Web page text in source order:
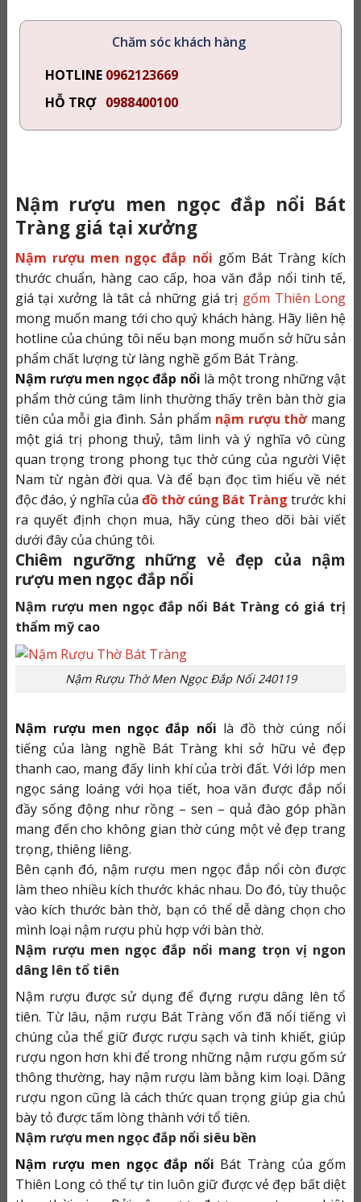
Chăm sóc khách hàng
HOTLINE 0962123669
HỖ TRỢ 0988400100
Nậm rượu men ngọc đắp nổi Bát
Tràng giá tại xưởng
Nậm rượu men ngọc đắp nổi gốm Bát Tràng kích
thước chuẩn, hàng cao cấp, hoa văn đắp nổi tinh tế,
giá tại xưởng là tât cả những giá trị gốm Thiên Long
mong muốn mang tới cho quý khách hàng. Hãy liên hệ
hotline của chúng tôi nếu bạn mong muốn sở hữu sản
phẩm chất lượng từ làng nghề gốm Bát Tràng.
Nậm rượu men ngọc đắp nổi là một trong những vật
phẩm thờ cúng tâm linh thường thấy trên bàn thờ gia
tiên của mỗi gia đình. Sản phẩm nậm rượu thờmang
một giá trị phong thuỷ, tâm linh và ý nghĩa vô cùng
quan trọng trong phong tục thờ cúng của người Việt
Nam từ ngàn đời qua. Và để bạn đọc tìm hiểu về nét
độc đáo, ý nghĩa của đồ thờ cúng Bát Tràng trước khi
ra quyết định chọn mua, hãy cùng theo dõi bài viết
dưới đây của chúng tôi.
Chiêm ngưỡng những vẻ đẹp của nậm
rượu men ngọc đắp nổi
Nậm rượu men ngọc đắp nổi Bát Tràng có giá trị
thẩm mỹ cao
Nậm Rượu Thờ Men Ngọc Đắp Nổi 240119
Nậm rượu men ngọc đắp nổi là đồ thờ cúng nổi
tiếng của làng nghề Bát Tràng khi sở hữu vẻ đẹp
thanh cao, mang đấy linh khí của trời đất. Với lớp men
ngọc sáng loáng với họa tiết, hoa văn được đắp nổi
đầy sống động như rồng – sen – quả đào góp phần
mang đến cho không gian thờ cúng một vẻ đẹp trang
trọng, thiêng liêng.
Bên cạnh đó, nậm rượu men ngọc đắp nổi còn được
làm theo nhiều kích thước khác nhau. Do đó, tùy thuộc
vào kích thước bàn thờ, bạn có thể dễ dàng chọn cho
mình loại nậm rượu phù hợp với bàn thờ.
Nậm rượu men ngọc đắp nổi mang trọn vị ngon
dâng lên tổ tiên
Nậm rượu được sử dụng để đựng rượu dâng lên tổ
tiên. Từ lâu, nậm rượu Bát Tràng vốn đã nổi tiếng vì
chúng của thể giữ được rượu sạch và tinh khiết, giúp
rượu ngon hơn khi để trong những nậm rượu gốm sứ
thông thường, hay nậm rượu làm bằng kim loại. Dâng
rượu ngon cũng là cách thức quan trọng giúp gia chủ
bày tỏ được tấm lòng thành với tổ tiên.
Nậm rượu men ngọc đắp nổi siêu bền
Nậm rượu men ngọc đắp nổi Bát Tràng của gốm
Thiên Long có thể tự tin luôn giữ được vẻ đẹp bất diệt